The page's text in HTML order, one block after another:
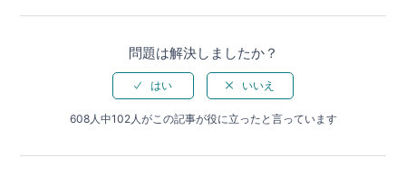
問題は解決しましたか？
608人中102人がこの記事が役に立ったと言っています